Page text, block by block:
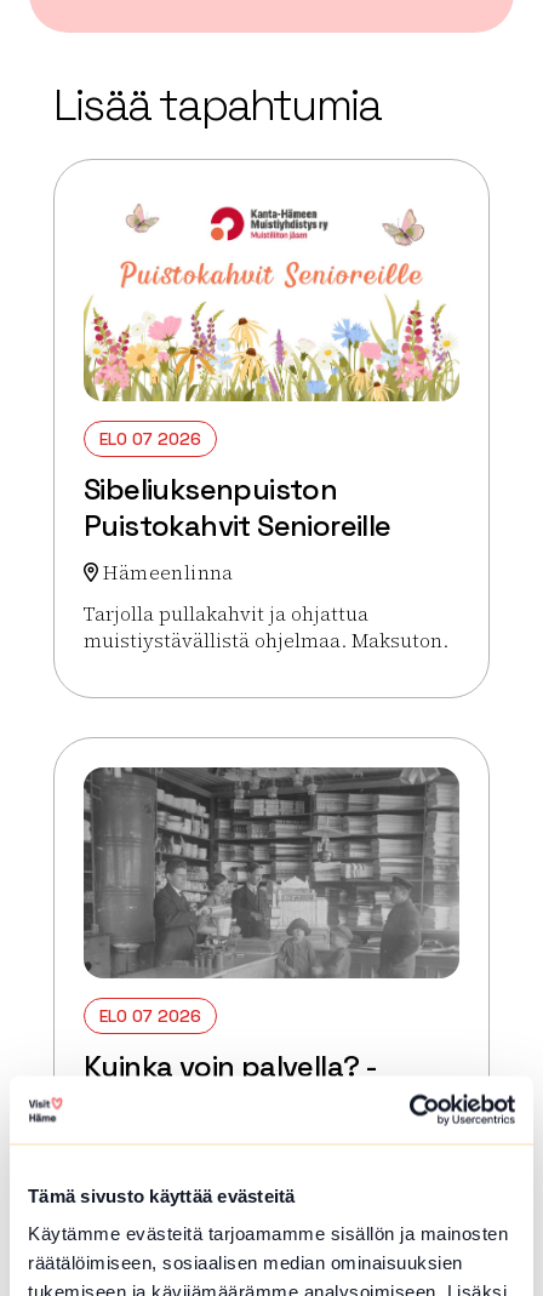
Tämä sivusto käyttää evästeitä
Käytämme evästeitä tarjoamamme sisällön ja mainosten
räätälöimiseen, sosiaalisen median ominaisuuksien
tukemiseen ja kävijämäärämme analysoimiseen. Lisäksi
OpenStreetMap
Lisää tapahtumia
ELO 07 2026
Sibeliuksenpuiston
Puistokahvit Senioreille
Hämeenlinna
Tarjolla pullakahvit ja ohjattua
muistiystävällistä ohjelmaa. Maksuton.
Lue lisää tapahtumasta Sibeliuksenpuiston
ELO 07 2026
Kuinka voin palvella? -
Forssa
Kulje oppaan matkassa halki Forssan
tarinoiden.
Lue lisää tapahtumasta Kuinka voin palvella? -